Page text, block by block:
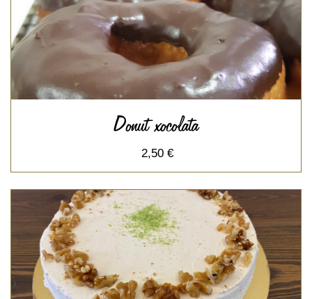
Donut xocolata
2,50 €